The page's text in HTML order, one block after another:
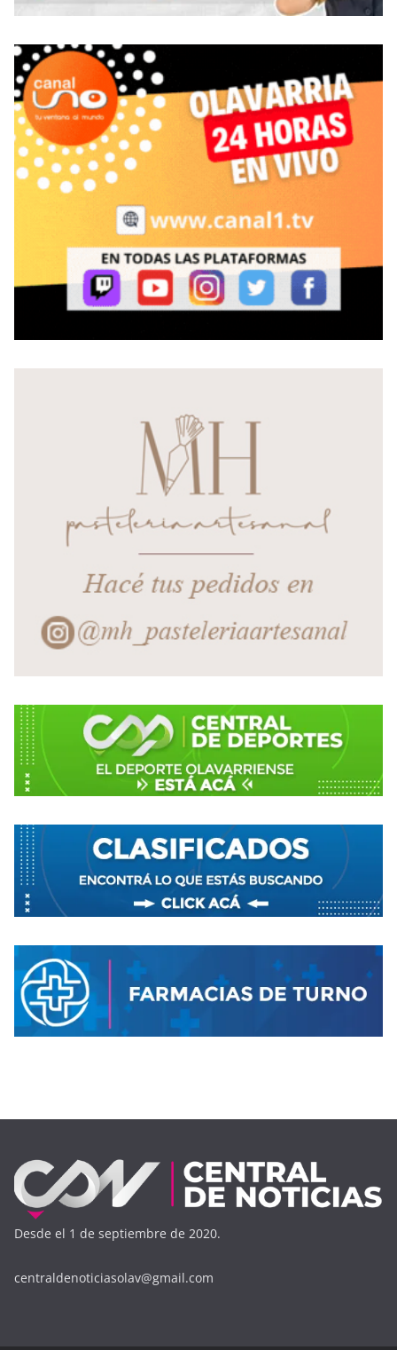
Desde el 1 de septiembre de 2020.
centraldenoticiasolav@gmail.com